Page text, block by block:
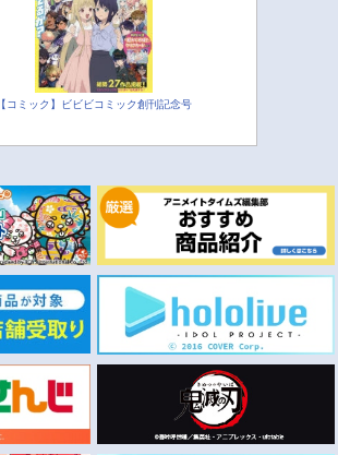
【コミック】ビビビコミック創刊記念号